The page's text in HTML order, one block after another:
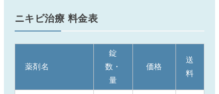
ニキビ治療 料金表
薬剤名
錠
数・
量
価格
送
料